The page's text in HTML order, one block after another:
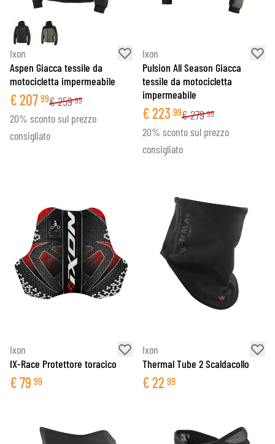
Ixon
Aspen Giacca tessile da
motocicletta impermeabile
€207 99€259 99
20% sconto sul prezzo
consigliato
Ixon
Pulsion All Season Giacca
tessile da motocicletta
impermeabile
€223 99€279 99
20% sconto sul prezzo
consigliato
Ixon
IX-Race Protettore toracico
€79 99
Ixon
Thermal Tube 2 Scaldacollo
€22 99